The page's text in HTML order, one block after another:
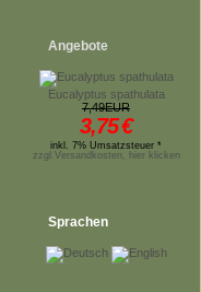
Angebote
Eucalyptus spathulata
7,49EUR
3,75€
inkl. 7% Umsatzsteuer *
zzgl.Versandkosten, hier klicken
Sprachen